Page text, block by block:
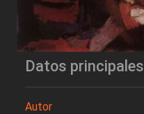
Datos principales
Autor